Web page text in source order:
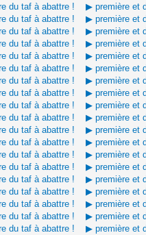
du taf à abattre ! ▶ première et
du taf à abattre ! ▶ première et
du taf à abattre ! ▶ première et
du taf à abattre ! ▶ première et
du taf à abattre ! ▶ première et
du taf à abattre ! ▶ première et
du taf à abattre ! ▶ première et
du taf à abattre ! ▶ première et
du taf à abattre ! ▶ première et
du taf à abattre ! ▶ première et
du taf à abattre ! ▶ première et
du taf à abattre ! ▶ première et
du taf à abattre ! ▶ première et
du taf à abattre ! ▶ première et
du taf à abattre ! ▶ première et
du taf à abattre ! ▶ première et
du taf à abattre ! ▶ première et
du taf à abattre ! ▶ première et
du taf à abattre ! ▶ première et